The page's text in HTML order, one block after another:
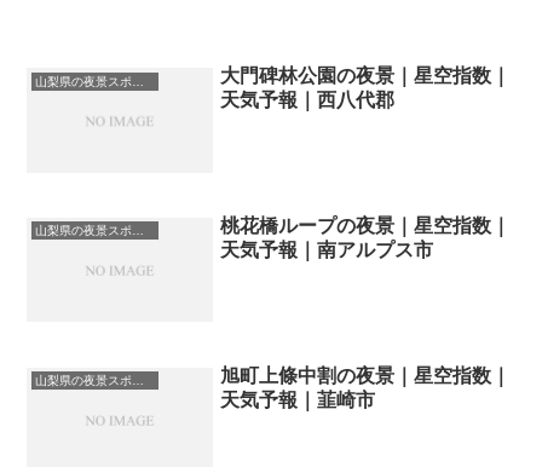
大門碑林公園の夜景｜星空指数｜
天気予報｜西八代郡
山梨県の夜景スポット一覧
桃花橋ループの夜景｜星空指数｜
天気予報｜南アルプス市
旭町上條中割の夜景｜星空指数｜
天気予報｜韮崎市